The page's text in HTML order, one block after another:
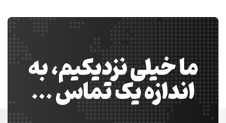
ما خیلی نزدیکیم، به
اندازه یک تماس …